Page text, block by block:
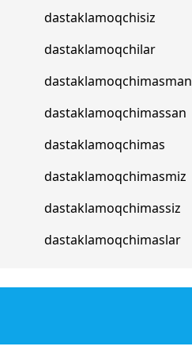
dastaklamoqchisiz
dastaklamoqchilar
dastaklamoqchimasman
dastaklamoqchimassan
dastaklamoqchimas
dastaklamoqchimasmiz
dastaklamoqchimassiz
dastaklamoqchimaslar